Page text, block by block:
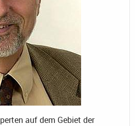
auf dem Gebiet der